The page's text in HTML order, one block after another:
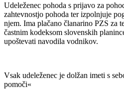
Udeleženec pohoda s prijavo za
zahtevnostjo pohoda ter izpolnjuje
njem. Ima plačano članarino PZS za
častnim kodeksom slovenskih
upoštevati navodila vodnikov.
Vsak udeleženec je dolžan imeti s
pomoči«